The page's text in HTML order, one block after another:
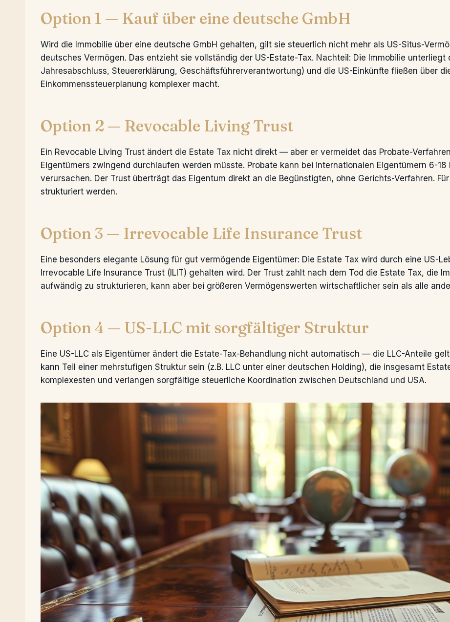
Option 1 — Kauf über eine deutsche GmbH
Wird die Immobilie über eine deutsche GmbH gehalten, gilt sie steuerlich nicht mehr als US-Situs-
deutsches Vermögen. Das entzieht sie vollständig der US-Estate-Tax. Nachteil: Die Immobilie
Jahresabschluss, Steuererklärung, Geschäftsführerverantwortung) und die US-Einkünfte fließen über
Einkommenssteuerplanung komplexer macht.
Option 2 — Revocable Living Trust
Ein Revocable Living Trust ändert die Estate Tax nicht direkt — aber er vermeidet das Probate-
Eigentümers zwingend durchlaufen werden müsste. Probate kann bei internationalen Eigentümern 6-
verursachen. Der Trust überträgt das Eigentum direkt an die Begünstigten, ohne Gerichts-Verfahren.
strukturiert werden.
Option 3 — Irrevocable Life Insurance Trust
Eine besonders elegante Lösung für gut vermögende Eigentümer: Die Estate Tax wird durch eine US-
Irrevocable Life Insurance Trust (ILIT) gehalten wird. Der Trust zahlt nach dem Tod die Estate Tax, die
aufwändig zu strukturieren, kann aber bei größeren Vermögenswerten wirtschaftlicher sein als alle
Option 4 — US-LLC mit sorgfältiger Struktur
Eine US-LLC als Eigentümer ändert die Estate-Tax-Behandlung nicht automatisch — die LLC-Anteile
kann Teil einer mehrstufigen Struktur sein (z.B. LLC unter einer deutschen Holding), die insgesamt
komplexesten und verlangen sorgfältige steuerliche Koordination zwischen Deutschland und USA.